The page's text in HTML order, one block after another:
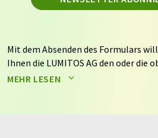
Mit dem Absenden des Formulars
Ihnen die LUMITOS AG den oder die
Newsletter per E-Mail zusendet. Ihre
auf Basis unserer
MEHR LESEN